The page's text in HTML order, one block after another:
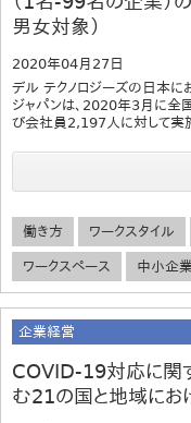
男女対象）
2020年04月27日
デル テクノロジーズの日本に
ジャパンは、2020年3月に全
び会社員2,197人に対して実
働き方 ワークスタイル
ワークスペース 中小企
企業経営
COVID-19対応に関
む21の国と地域にお